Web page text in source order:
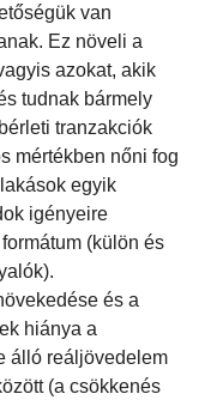
van
Ez növeli a
azokat, akik
tudnak bármely
tranzakciók
mértékben nőni fog
egyik
igényeire
(külön és
és a
hiánya a
álló reáljövedelem
(a csökkenés